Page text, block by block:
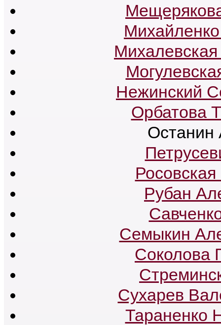
Нежинский
Орбатова
Останин
Рубан
Семыкин
Соколова
Сухарев
Тараненко